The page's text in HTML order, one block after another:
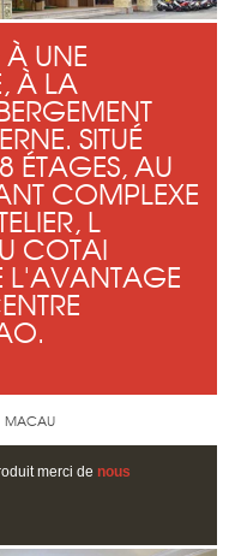
À UNE
À LA
SITUÉ
ÉTAGES, AU
COMPLEXE
L
COTAI
L'AVANTAGE
MACAU
merci de nous